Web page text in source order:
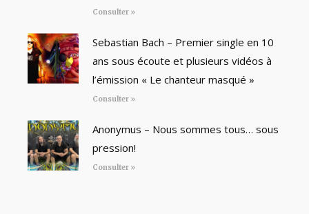
Consulter »
Sebastian Bach – Premier single en 10
ans sous écoute et plusieurs vidéos à
l’émission « Le chanteur masqué »
Consulter »
Anonymus – Nous sommes tous… sous
pression!
Consulter »